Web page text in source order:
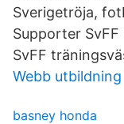
Sverigetröja,
Supporter
SvFF
Webb utbildning
basney honda